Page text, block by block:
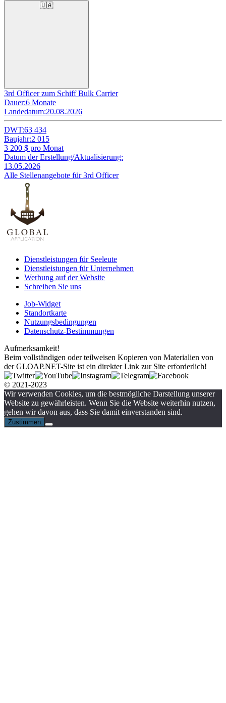
🇺🇦
3rd Officer zum Schiff Bulk Carrier
Dauer:6 Monate
Landedatum:20.08.2026
DWT:63 434
Baujahr:2 015
3 200 $ pro Monat
Datum der Erstellung/Aktualisierung:
13.05.2026
Alle Stellenangebote für 3rd Officer
Dienstleistungen für Seeleute
Dienstleistungen für Unternehmen
Werbung auf der Website
Schreiben Sie uns
Job-Widget
Standortkarte
Nutzungsbedingungen
Datenschutz-Bestimmungen
Aufmerksamkeit!
Beim vollständigen oder teilweisen Kopieren von Materialien von
der GLOAP.NET-Site ist ein direkter Link zur Site erforderlich!
© 2021-2023
Wir verwenden Cookies, um die bestmögliche Darstellung unserer
Website zu gewährleisten. Wenn Sie die Website weiterhin nutzen,
gehen wir davon aus, dass Sie damit einverstanden sind.
Zustimmen